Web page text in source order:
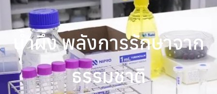
น้ำผึ้ง พลังการรักษาจาก
ธรรมชาติ